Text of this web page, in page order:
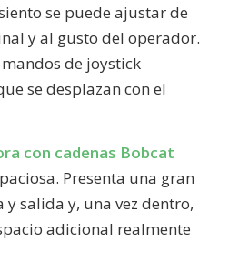
se puede ajustar de
y al gusto del operador.
de joystick
se desplazan con el
con cadenas Bobcat
Presenta una gran
y salida y, una vez dentro,
adicional realmente